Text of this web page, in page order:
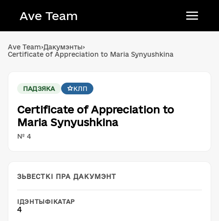
Ave Team
Qırımtatar tili
Ave Team›Дакумэнты›
Certificate of Appreciation to Maria Synyushkina
ПАДЗЯКА КЛП
Certificate of Appreciation to
Maria Synyushkina
№ 4
ЗЬВЕСТКІ ПРА ДАКУМЭНТ
ІДЭНТЫФІКАТАР
4